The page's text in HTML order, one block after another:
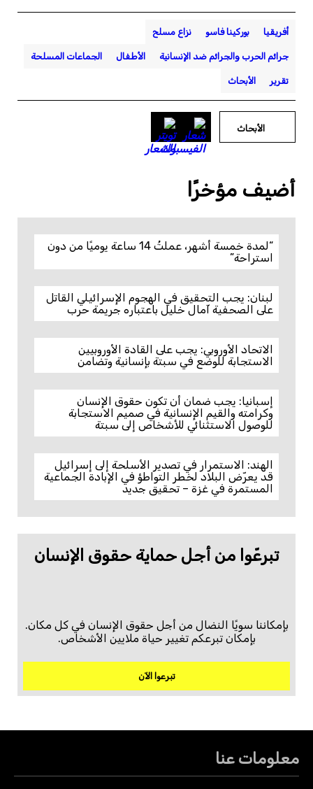
أفريقيا بوركينا فاسو نزاع مسلح
جرائم الحرب والجرائم ضد الإنسانية الأطفال الجماعات المسلحة
تقرير الأبحاث
الأبحاث
أضيف مؤخرًا
“لمدة خمسة أشهر، عملتُ 14 ساعة يوميًا من دون
استراحة”
لبنان: يجب التحقيق في الهجوم الإسرائيلي القاتل
على الصحفية آمال خليل باعتباره جريمة حرب
الاتحاد الأوروبي: يجب على القادة الأوروبيين
الاستجابة للوضع في سبتة بإنسانية وتضامن
إسبانيا: يجب ضمان أن تكون حقوق الإنسان
وكرامته والقيم الإنسانية في صميم الاستجابة
للوصول الاستثنائي للأشخاص إلى سبتة
الهند: الاستمرار في تصدير الأسلحة إلى إسرائيل
قد يعرّض البلاد لخطر التواطؤ في الإبادة الجماعية
المستمرة في غزة – تحقيق جديد
تبرعّوا من أجل حماية حقوق الإنسان
بإمكاننا سويًا النضال من أجل حقوق الإنسان في كل مكان.
بإمكان تبرعكم تغيير حياة ملايين الأشخاص.
تبرعوا الآن
معلومات عنا